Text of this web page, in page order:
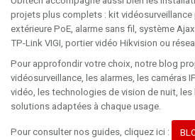
projets plus complets : kit vidéosurveillance
extérieure PoE, alarme sans fil, système
TP-Link VIGI, portier vidéo Hikvision ou
Pour approfondir votre choix, notre blog
vidéosurveillance, les alarmes, les caméras
vidéo, les technologies de vision de nuit,
solutions adaptées à chaque usage.
Pour consulter nos guides, cliquez ici :